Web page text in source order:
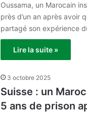
Oussama, un Marocain
près d’un an après avoir
partagé son expérience
Lire la suite »
3 octobre 2025
Suisse : un
5 ans de prison